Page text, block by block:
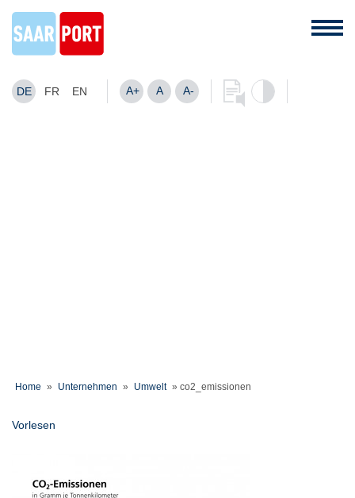
DE FR EN A+ A A-
Home » Unternehmen » Umwelt » co2_emissionen
Vorlesen